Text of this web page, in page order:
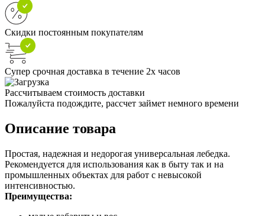
Скидки постоянным покупателям
Супер срочная доставка в течение 2х часов
Рассчитываем стоимость доставки
Пожалуйста подождите, рассчет займет немного времени
Описание товара
Простая, надежная и недорогая универсальная лебедка.
Рекомендуется для использования как в быту так и на
промышленных объектах для работ с невысокой
интенсивностью.
Преимущества: